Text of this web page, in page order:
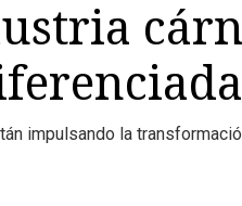
impulsando la